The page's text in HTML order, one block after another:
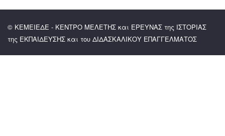
© ΚΕΜΕΙΕΔΕ - ΚΕΝΤΡΟ ΜΕΛΕΤΗΣ και ΕΡΕΥΝΑΣ της ΙΣΤΟΡΙΑΣ
της ΕΚΠΑΙΔΕΥΣΗΣ και του ΔΙΔΑΣΚΑΛΙΚΟΥ ΕΠΑΓΓΕΛΜΑΤΟΣ